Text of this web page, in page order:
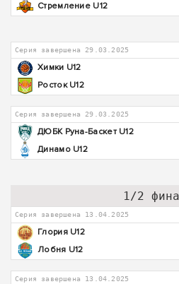
Стремление U12
Серия завершена 29.03.2025
Химки U12
Росток U12
Серия завершена 29.03.2025
ДЮБК Руна-Баскет U12
Динамо U12
1/2
Серия завершена 13.04.2025
Глория U12
Лобня U12
Серия завершена 13.04.2025